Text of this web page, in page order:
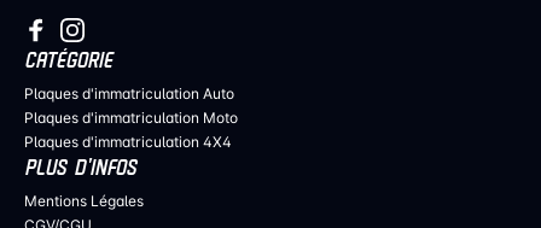
CATÉGORIE
Plaques d'immatriculation Auto
Plaques d'immatriculation Moto
Plaques d'immatriculation 4X4
PLUS D’INFOS
Mentions Légales